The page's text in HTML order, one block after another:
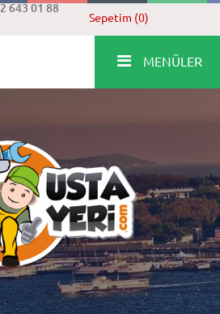
643 01 88
Sepetim (0)
MENÜLER